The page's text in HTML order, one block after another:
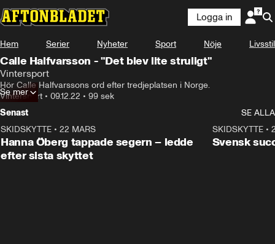
Logga in
Hem Serier Nyheter Sport Nöje Livsstil
Calle Halfvarsson - "Det blev lite struligt"
Vintersport
Hör Calle Halfvarssons ord efter tredjeplatsen i Norge.
Vintersport • 09.12.22 • 99 sek
Se mer
Senast
SE ALLA
SKIDSKYTTE • 22 MARS
Hanna Öberg tappade segern – ledde
efter sista skyttet
SKIDSKYTTE•
Svensk